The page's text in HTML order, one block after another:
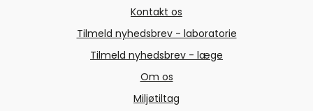
Kontakt os
Tilmeld nyhedsbrev - laboratorie
Tilmeld nyhedsbrev - læge
Om os
Miljøtiltag